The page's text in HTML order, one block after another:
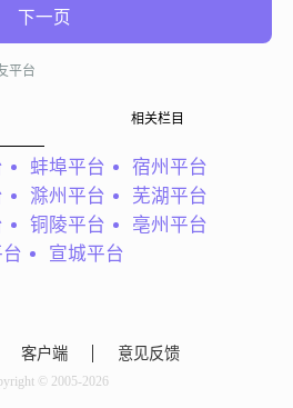
下一页
平台
相关栏目
蚌埠平台
宿州平台
滁州平台
芜湖平台
铜陵平台
亳州平台
宣城平台
客户端 意见反馈
© 2005-2026